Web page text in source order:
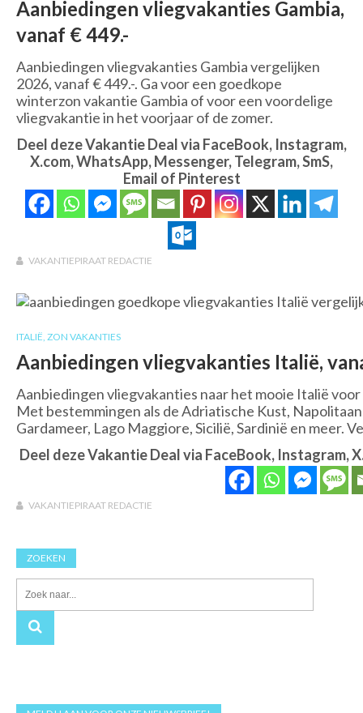
Aanbiedingen vliegvakanties Gambia,
vanaf € 449.-
Aanbiedingen vliegvakanties Gambia vergelijken
2026, vanaf € 449.-. Ga voor een goedkope
winterzon vakantie Gambia of voor een voordelige
vliegvakantie in het voorjaar of de zomer.
Deel deze Vakantie Deal via FaceBook, Instagram,
X.com, WhatsApp, Messenger, Telegram, SmS,
Email of Pinterest
VAKANTIEPIRAAT REDACTIE
ITALIË, ZON VAKANTIES
Aanbiedingen vliegvakanties Italië,
Aanbiedingen vliegvakanties naar het mooie Italië
Met bestemmingen als de Adriatische Kust,
Gardameer, Lago Maggiore, Sicilië, Sardinië en meer.
Deel deze Vakantie Deal via FaceBook, Instagram,
VAKANTIEPIRAAT REDACTIE
ZOEKEN